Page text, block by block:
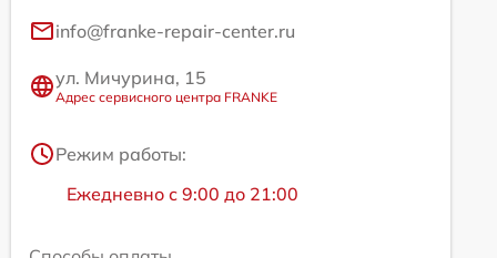
info@franke-repair-center.ru
ул. Мичурина, 15
Адрес сервисного центра FRANKE
Режим работы:
Ежедневно с 9:00 до 21:00